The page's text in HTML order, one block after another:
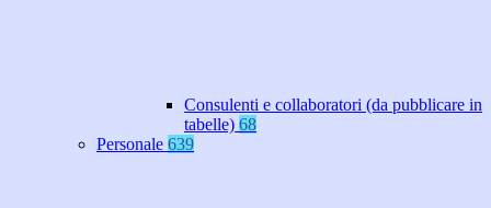
Consulenti e collaboratori (da pubblicare in
tabelle) 68
Personale 639